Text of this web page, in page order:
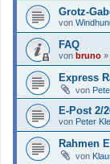
Grotz-
von
FAQ
von bruno »
Express
von
E-Post 2/
von Peter
Rahmen
von